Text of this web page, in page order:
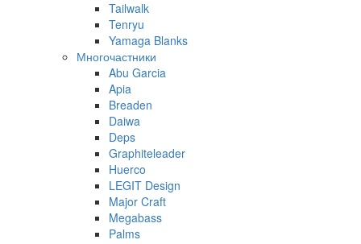
Tailwalk
Tenryu
Yamaga Blanks
Многочастники
Abu Garcia
Apia
Breaden
Daiwa
Deps
Graphiteleader
Huerco
LEGIT Design
Major Craft
Megabass
Palms